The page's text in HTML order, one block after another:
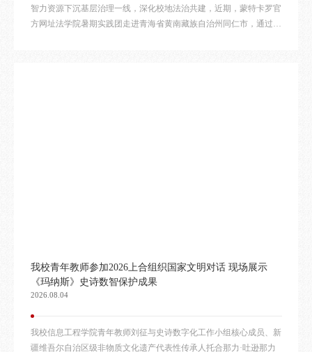
智力资源下沉基层治理一线，深化校地法治共建，近期，蒙特卡罗官
方网址法学院暑期实践团走进青海省黄南藏族自治州同仁市，通过专
我校青年教师参加2026上合组织国家文明对话 现场展示
《玛纳斯》史诗数智保护成果
2026.08.04
我校信息工程学院青年教师刘征与史诗数字化工作小组核心成员、新
疆维吾尔自治区级非物质文化遗产代表性传承人托合那力·吐逊那力